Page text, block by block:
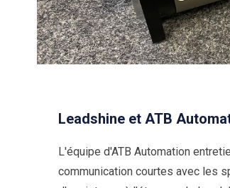
Leadshine et ATB
L'équipe d'ATB Automation
communication courtes avec les